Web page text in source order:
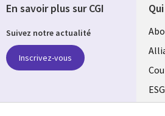
ESG
En savoir plus sur CGI
Suivez notre actualité
Inscrivez-vous